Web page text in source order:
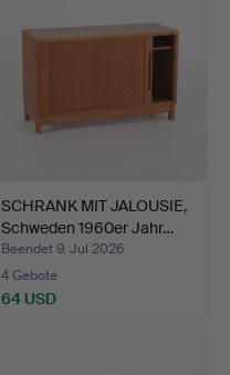
SCHRANK MIT JALOUSIE,
Schweden 1960er Jahr…
Beendet 9. Jul 2026
4 Gebote
64 USD